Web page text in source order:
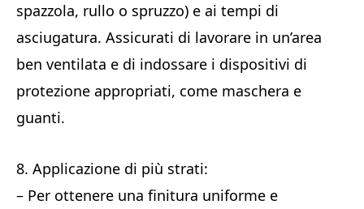
spazzola, rullo o spruzzo) e ai tempi di
asciugatura. Assicurati di lavorare in un’area
ben ventilata e di indossare i dispositivi di
protezione appropriati, come maschera e
guanti.
8. Applicazione di più strati:
– Per ottenere una finitura uniforme e